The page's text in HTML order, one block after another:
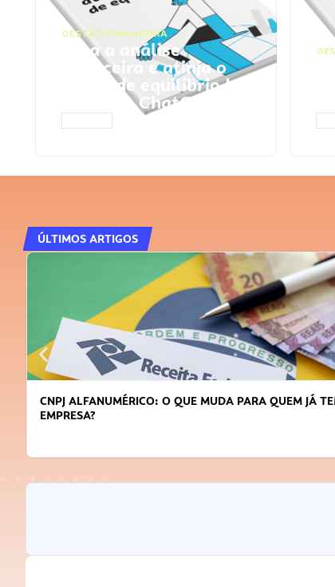
GESTÃO FINANCEIRA
Faça a análise
financeira e atinja o
ponto de equilíbrio |
Prompts ChatGPT
ÚLTIMOS ARTIGOS
CNPJ ALFANUMÉRICO: O QUE MUDA PARA QUEM JÁ
EMPRESA?